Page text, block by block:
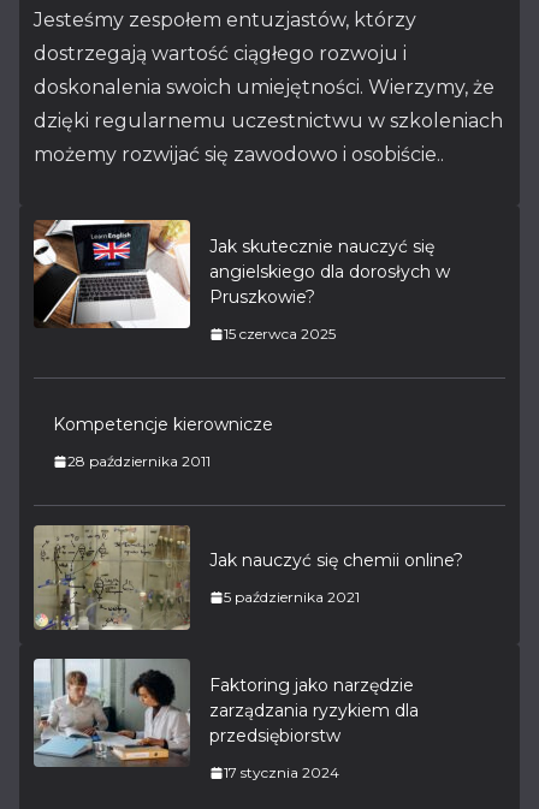
Jesteśmy zespołem entuzjastów, którzy
dostrzegają wartość ciągłego rozwoju i
doskonalenia swoich umiejętności. Wierzymy, że
dzięki regularnemu uczestnictwu w szkoleniach
możemy rozwijać się zawodowo i osobiście..
Jak skutecznie nauczyć się
angielskiego dla dorosłych w
Pruszkowie?
15 czerwca 2025
Kompetencje kierownicze
28 października 2011
Jak nauczyć się chemii online?
5 października 2021
Faktoring jako narzędzie
zarządzania ryzykiem dla
przedsiębiorstw
17 stycznia 2024